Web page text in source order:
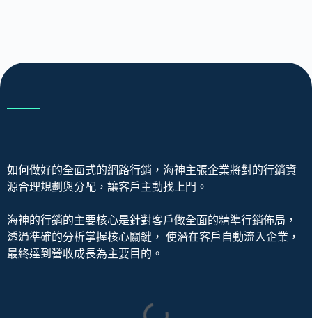
如何做好的全面式的網路行銷，海神主張企業將對的行銷資
源合理規劃與分配，讓客戶主動找上門。
海神的行銷的主要核心是針對客戶做全面的精準行銷佈局，
透過準確的分析掌握核心關鍵， 使潛在客戶自動流入企業，
最終達到營收成長為主要目的。